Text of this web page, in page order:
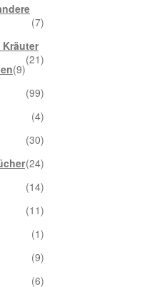
(7)
Kräuter
(21)
(9)
(99)
(4)
(30)
(24)
(14)
(11)
(1)
(9)
(6)